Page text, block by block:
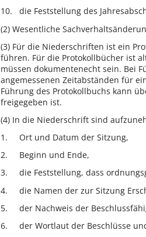
die Feststellung des
(2) Wesentliche
(3) Für die Niederschriften ist ein
führen. Für die Protokollbücher ist
müssen dokumentenecht sein. Bei
angemessenen Zeitabständen für
Führung des Protokollbuchs kann
freigegeben ist.
(4) In die Niederschrift sind
Ort und Datum der Sitzung,
Beginn und Ende,
die Feststellung, dass
die Namen der zur Sitzung
der Nachweis der
der Wortlaut der Beschlüsse